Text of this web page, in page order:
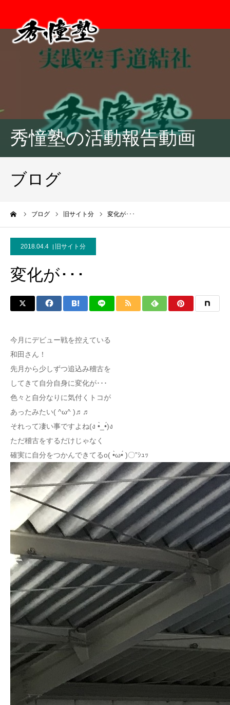
秀憧塾の活動報告動画
ブログ
ブログ 旧サイト分 変化が･･･
2018.04.4 旧サイト分
変化が･･･
今月にデビュー戦を控えている
和田さん！
先月から少しずつ追込み稽古を
してきて自分自身に変化が･･･
色々と自分なりに気付くトコが
あったみたい( ^ω^ )♬♬
それって凄い事ですよね(ง •̀_•́)ง
ただ稽古をするだけじゃなく
確実に自分をつかんできてるo( •̀ω•́ )〇”ｼｭｯ